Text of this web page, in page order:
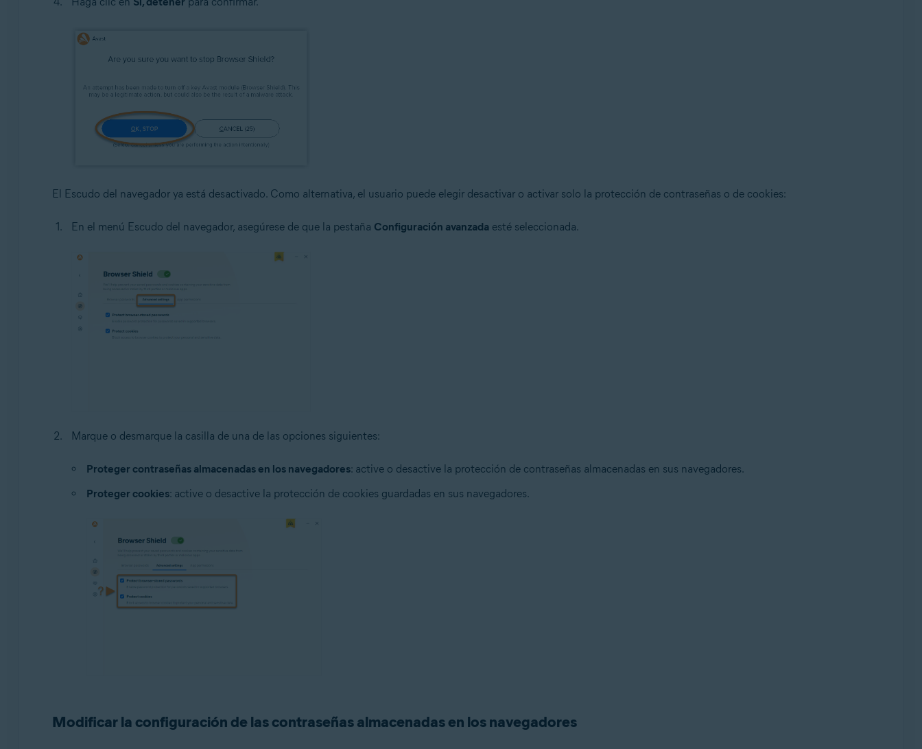
El Escudo del navegador ya está desactivado. Como alternativa, el usuario puede elegir desactivar o activar solo la protección de contraseñas o de cookies:
En el menú Escudo del navegador, asegúrese de que la pestaña Configuración avanzadaesté seleccionada.
Marque o desmarque la casilla de una de las opciones siguientes:
Proteger contraseñas almacenadas en los navegadores: active o desactive la protección de contraseñas almacenadas en sus navegadores.
Proteger cookies: active o desactive la protección de cookies guardadas en sus navegadores.
Modificar la configuración de las contraseñas almacenadas en los navegadores